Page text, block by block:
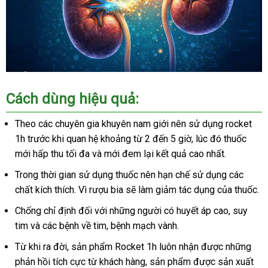
Cách dùng hiệu quả:
Theo các chuyên gia khuyên nam giới nên sử dụng rocket
1h trước khi quan hệ khoảng từ 2 đến 5 giờ, lúc đó thuốc
mới hấp thu tối đa và mới đem lại kết quả cao nhất.
Trong thời gian sử dụng thuốc nên hạn chế sử dụng các
chất kích thích. Vì rượu bia sẽ làm giảm tác dụng của thuốc.
Chống chỉ định đối với những người có huyết áp cao, suy
tim và các bệnh về tim, bệnh mạch vành.
Từ khi ra đời, sản phẩm Rocket 1h luôn nhận được những
phản hồi tích cực từ khách hàng, sản phẩm được sản xuất